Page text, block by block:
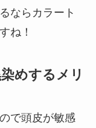
ならカラート
ね！
めするメリ
で頭皮が敏感